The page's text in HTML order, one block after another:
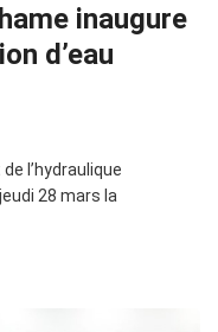
inaugure
d’eau
l’hydraulique
28 mars la